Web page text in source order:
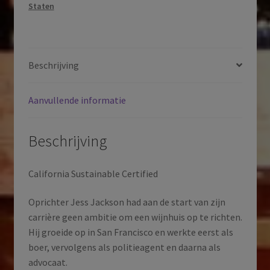
|
|
Staten
Beschrijving
Aanvullende informatie
Beschrijving
California Sustainable Certified
Oprichter Jess Jackson had aan de start van zijn
carrière geen ambitie om een wijnhuis op te richten.
Hij groeide op in San Francisco en werkte eerst als
boer, vervolgens als politieagent en daarna als
advocaat.